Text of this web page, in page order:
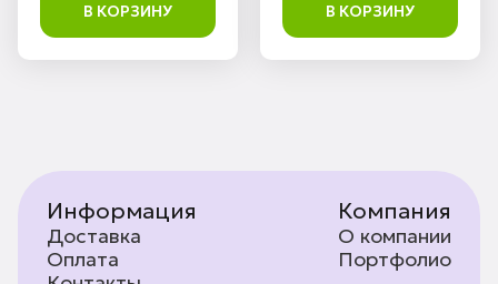
В КОРЗИНУ В КОРЗИНУ
Информация
Доставка
Оплата
Компания
О компании
Портфолио